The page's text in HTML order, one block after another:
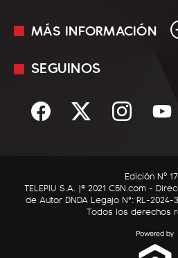
En Vivo
Sociedad
C5N Autos
RatingCero
MÁS INFORMACIÓN
Mediakit
Términos y condiciones
SEGUINOS
Edición Nº
TELEPIU S.A. |© 2021 C5N.com -
de Autor DNDA Legajo N°: RL-2024-
Todos los derechos